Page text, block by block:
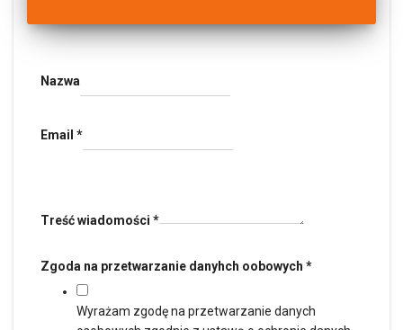
Nazwa
Email *
Treść wiadomości *
Zgoda na przetwarzanie danyhch oobowych *
Wyrażam zgodę na przetwarzanie danych